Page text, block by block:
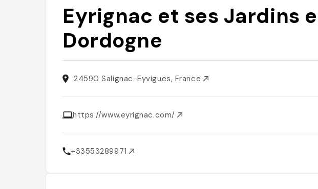
Eyrignac et ses Jardins
Dordogne
24590 Salignac-Eyvigues, France
https://www.eyrignac.com/
+33553289971